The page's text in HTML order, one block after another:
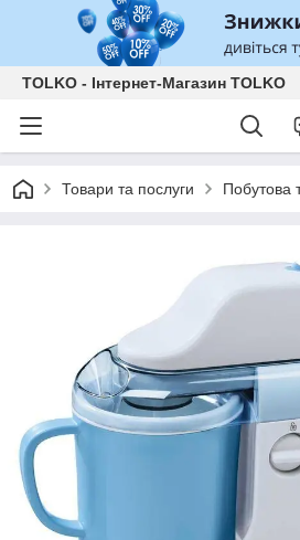
TOLKO - Інтернет-Магазин TOLKO
Товари та послуги Побутова